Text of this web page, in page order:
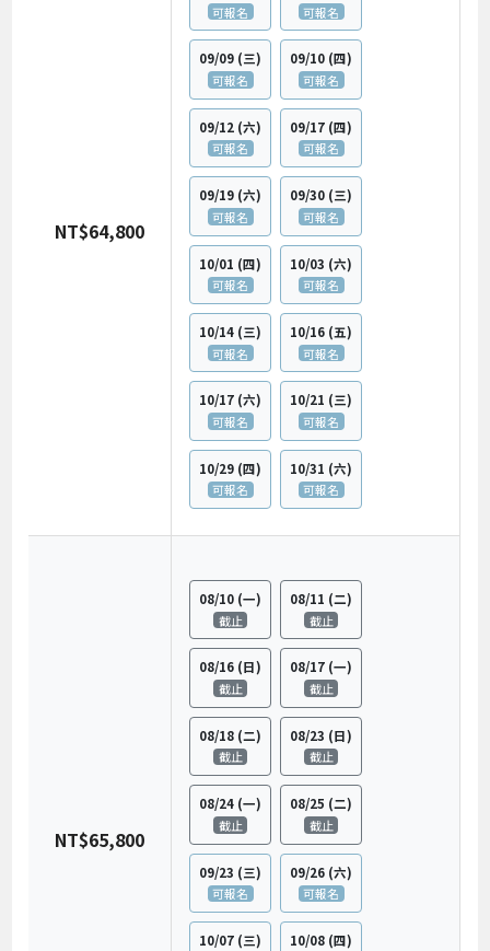
NT$64,800
可報名
可報名
09/09 (三)
可報名
09/10 (四)
可報名
09/12 (六)
可報名
09/17 (四)
可報名
09/19 (六)
可報名
09/30 (三)
可報名
10/01 (四)
可報名
10/03 (六)
可報名
10/14 (三)
可報名
10/16 (五)
可報名
10/17 (六)
可報名
10/21 (三)
可報名
10/29 (四)
可報名
10/31 (六)
可報名
NT$65,800
08/10 (一)
截止
08/11 (二)
截止
08/16 (日)
截止
08/17 (一)
截止
08/18 (二)
截止
08/23 (日)
截止
08/24 (一)
截止
08/25 (二)
截止
09/23 (三)
可報名
09/26 (六)
可報名
10/07 (三)
10/08 (四)